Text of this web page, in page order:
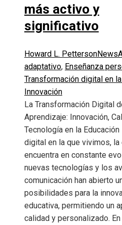
más activo y
significativo
Howard L. PettersonNews
adaptativo, Enseñanza
Transformación digital en
Innovación
La Transformación Digital
Aprendizaje: Innovación,
Tecnología en la
digital en la que vivimos, la
encuentra en constante
nuevas tecnologías y los
comunicación han abierto
posibilidades para la
educativa, permitiendo un
calidad y personalizado.